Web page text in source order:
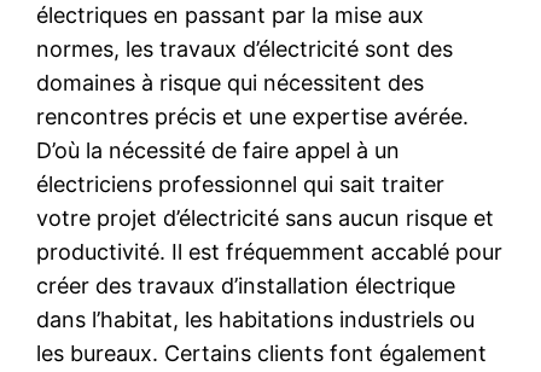
électriques en passant par la mise aux
normes, les travaux d’électricité sont des
domaines à risque qui nécessitent des
rencontres précis et une expertise avérée.
D’où la nécessité de faire appel à un
électriciens professionnel qui sait traiter
votre projet d’électricité sans aucun risque et
productivité. Il est fréquemment accablé pour
créer des travaux d’installation électrique
dans l’habitat, les habitations industriels ou
les bureaux. Certains clients font également